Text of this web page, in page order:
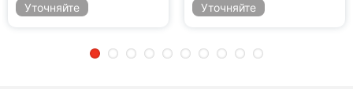
Уточняйте Уточняйте